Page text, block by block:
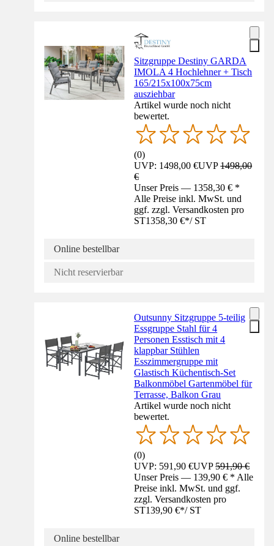
Sitzgruppe Destiny GARDA
IMOLA 4 Hochlehner + Tisch
165/215x100x75cm
ausziehbar
Artikel wurde noch nicht
bewertet.
(0)
UVP: 1498,00 €UVP1498,00
€
Unser Preis — 1358,30 € *
Alle Preise inkl. MwSt. und
ggf. zzgl. Versandkosten pro
ST1358,30 €*/ ST
Online bestellbar
Nicht reservierbar
Outsunny Sitzgruppe 5-teilig
Essgruppe Stahl für 4
Personen Esstisch mit 4
klappbar Stühlen
Esszimmergruppe mit
Glastisch Küchentisch-Set
Balkonmöbel Gartenmöbel für
Terrasse, Balkon Grau
Artikel wurde noch nicht
bewertet.
(0)
UVP: 591,90 €UVP591,90 €
Unser Preis — 139,90 € * Alle
Preise inkl. MwSt. und ggf.
zzgl. Versandkosten pro
ST139,90 €*/ ST
Online bestellbar